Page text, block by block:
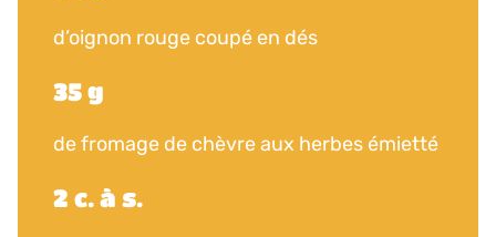
d’oignon rouge coupé en dés
35 g
de fromage de chèvre aux herbes émietté
2 c. à s.